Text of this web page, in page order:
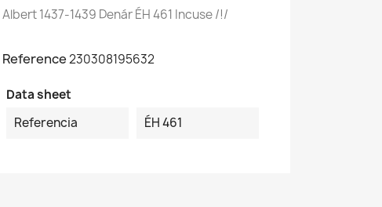
Albert 1437-1439 Denár ÉH 461 Incuse /!/
Reference230308195632
Data sheet
Referencia
ÉH 461